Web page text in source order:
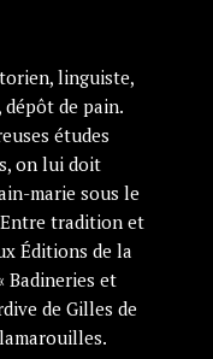
linguiste,
de pain.
études
on lui doit
marie sous le
Entre tradition et
Éditions de la
Badineries et
de Gilles de